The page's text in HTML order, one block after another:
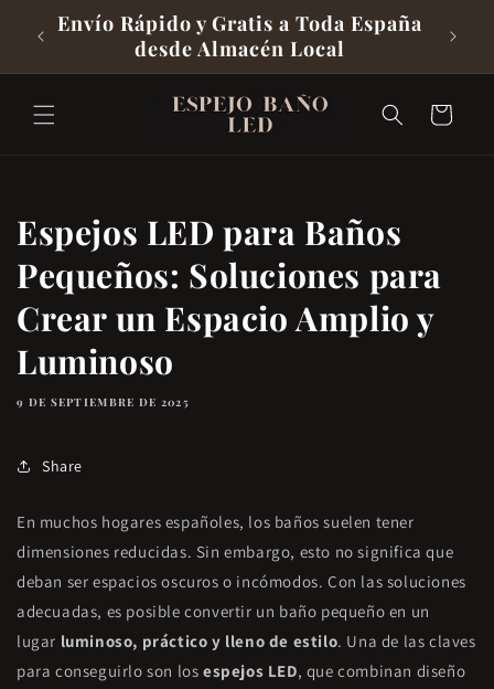
Contenido
Envío Rápido y Gratis a Toda España
desde Almacén Local
Carrito
Espejos LED para Baños
Pequeños: Soluciones para
Crear un Espacio Amplio y
Luminoso
9 DE SEPTIEMBRE DE 2025
Share
En muchos hogares españoles, los baños suelen tener
dimensiones reducidas. Sin embargo, esto no significa que
deban ser espacios oscuros o incómodos. Con las soluciones
adecuadas, es posible convertir un baño pequeño en un
lugar luminoso, práctico y lleno de estilo. Una de las claves
para conseguirlo son losespejos LED, que combinan diseño